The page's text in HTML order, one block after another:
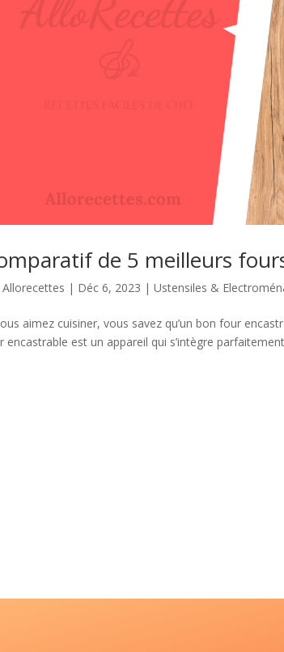
de 5 meilleurs
Allorecettes | Déc 6, 2023 |Ustensiles &
aimez cuisiner, vous savez qu’un bon four
encastrable est un appareil qui s’intègre